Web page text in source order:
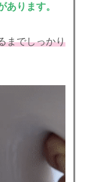
あります。
までしっかり